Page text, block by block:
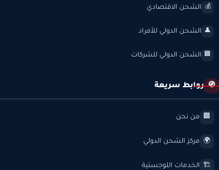
💰 الشحن الاقتصادي
👤 الشحن الدولي للأفراد
🏢 الشحن الدولي للشركات
🧭 روابط سريعة
🏢 من نحن
🌍 مركز الشحن الدولي
🏗️ الخدمات اللوجستية